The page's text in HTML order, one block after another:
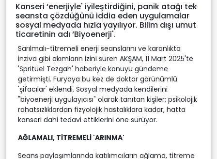
Kanseri ‘enerjiyle' iyileştirdiğini, panik atağı tek
seansta çözdüğünü iddia eden uygulamalar
sosyal medyada hızla yayılıyor. Bilim dışı umut
ticaretinin adı ‘Biyoenerji'.
Sarılmalı-titremeli enerji seanslarını ve karanlıkta
inziva gibi akımların izini süren AKŞAM, 11 Mart 2025'te
'Spritüel Tezgah' haberiyle konuyu gündeme
getirmişti. Furyaya bu kez de doktor görünümlü
'şifacılar' eklendi. Sosyal medyada kendilerini
"biyoenerji uygulayıcısı" olarak tanıtan kişiler; psikolojik
rahatsızlıklardan fizyolojik hastalıklara kadar, hatta
kanseri dahi tedavi ettiklerini öne sürüyor.
AĞLAMALI, TİTREMELİ 'ARINMA'
Seans paylaşımlarında katılımcıların ağlama, titreme